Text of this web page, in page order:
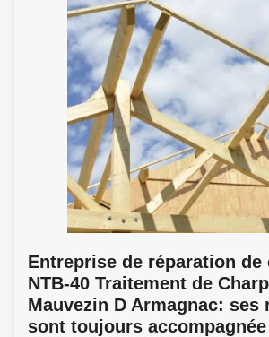
Entreprise de réparation de
NTB-40 Traitement de
Mauvezin D Armagnac: ses
sont toujours